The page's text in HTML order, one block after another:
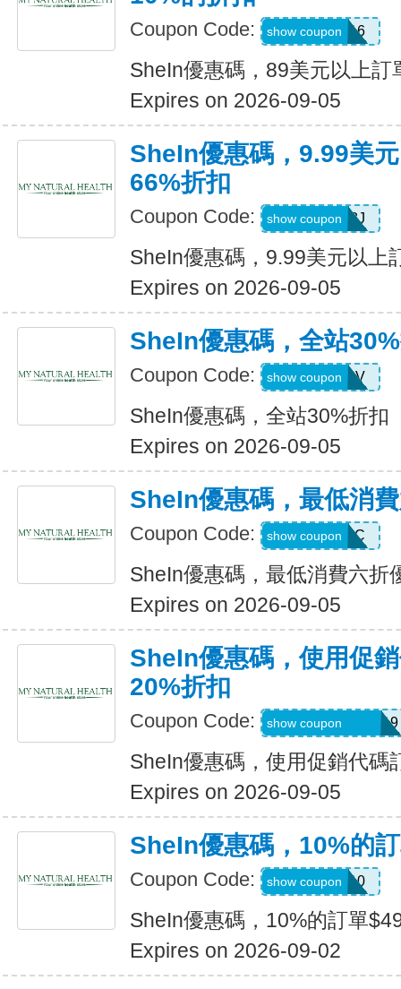
Coupon Code: febnb16
show coupon
SheIn優惠碼，89美元以上訂
Expires on 2026-09-05
SheIn優惠碼，9.99美
66%折扣
Coupon Code: VJTWP3J
show coupon
SheIn優惠碼，9.99美元以上
Expires on 2026-09-05
SheIn優惠碼，全站
Coupon Code: W2CB88V
show coupon
SheIn優惠碼，全站30%折扣
Expires on 2026-09-05
SheIn優惠碼，最低消
Coupon Code: MTFK4CC
show coupon
SheIn優惠碼，最低消費六折
Expires on 2026-09-05
SheIn優惠碼，使用促
20%折扣
Coupon Code: FRF4saidanais319
show coupon
SheIn優惠碼，使用促銷代碼
Expires on 2026-09-05
SheIn優惠碼，10%的
Coupon Code: 14DAY10
show coupon
SheIn優惠碼，10%的訂單
Expires on 2026-09-02